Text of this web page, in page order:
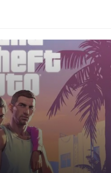
lebih besar dari sekadar
ini, kami ingin
positif," ujar Aryo,
anak, apapun latar
pendapatnya, serta
akan kekuatan narasi